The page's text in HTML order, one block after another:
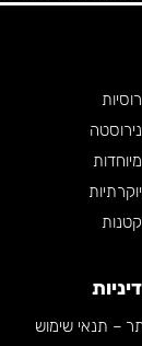
– תנאי שימוש